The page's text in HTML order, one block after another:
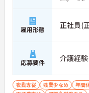
夜間帯に集中してケア
・勤務時間は16:30～
・巡視・記録など流れ
・落ち着いて利用者様
→ 夜勤経験を活かした
基礎からしっかり学べ
雇用形態 正社員(
応募要件 介護経
夜勤専従 残業少なめ 年間